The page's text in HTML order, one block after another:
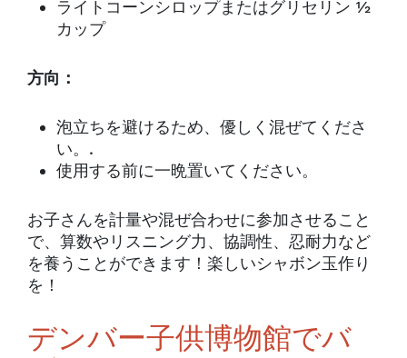
ライトコーンシロップまたはグリセリン ½
カップ
方向：
泡立ちを避けるため、優しく混ぜてくださ
い。.
使用する前に一晩置いてください。
お子さんを計量や混ぜ合わせに参加させること
で、算数やリスニング力、協調性、忍耐力など
を養うことができます！楽しいシャボン玉作り
を！
デンバー子供博物館でバ